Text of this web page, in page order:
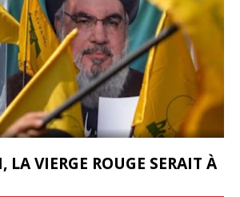
LA VIERGE ROUGE SERAIT À